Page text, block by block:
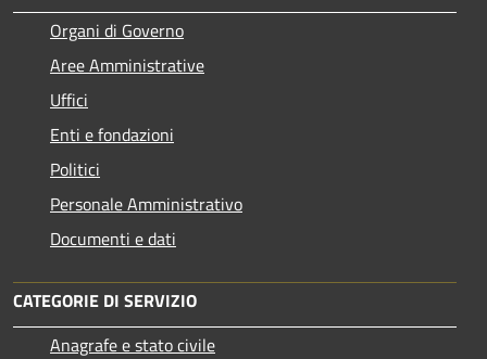
Organi di Governo
Aree Amministrative
Uffici
Enti e fondazioni
Politici
Personale Amministrativo
Documenti e dati
CATEGORIE DI SERVIZIO
Anagrafe e stato civile